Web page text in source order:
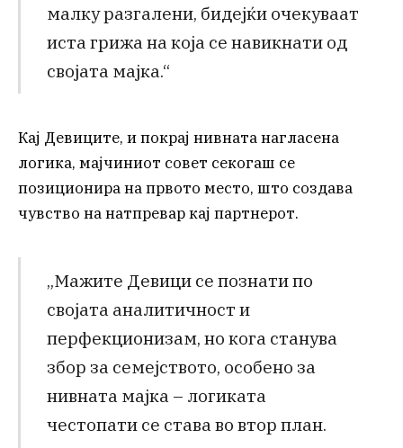
малку разгалени, бидејќи очекуваат
иста грижа на која се навикнати од
својата мајка.“
Кај Девиците, и покрај нивната нагласена
логика, мајчиниот совет секогаш се
позиционира на првото место, што создава
чувство на натпревар кај партнерот.
„Мажите Девици се познати по
својата аналитичност и
перфекционизам, но кога станува
збор за семејството, особено за
нивната мајка – логиката
честопати се става во втор план.